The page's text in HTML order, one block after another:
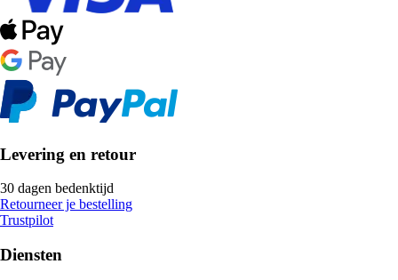
Levering en retour
30 dagen bedenktijd
Retourneer je bestelling
Trustpilot
Diensten